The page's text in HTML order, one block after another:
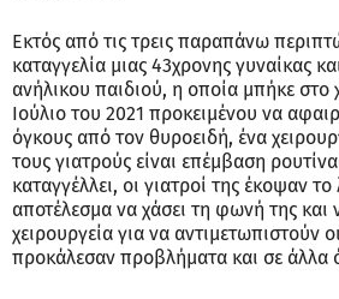
Εκτός από τις τρεις παραπάνω
καταγγελία μιας 43χρονης γυναίκας
ανήλικου παιδιού, η οποία μπήκε στο
Ιούλιο του 2021 προκειμένου να
όγκους από τον θυροειδή, ένα
τους γιατρούς είναι επέμβαση
καταγγέλλει, οι γιατροί της έκοψαν
αποτέλεσμα να χάσει τη φωνή της και
χειρουργεία για να αντιμετωπιστούν
προκάλεσαν προβλήματα και σε άλλα